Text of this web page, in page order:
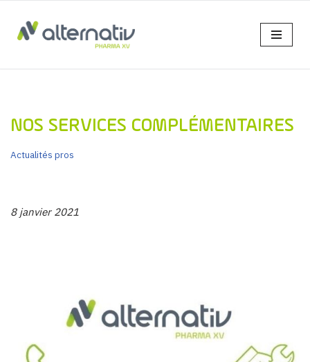
Aller
contenu
NOS SERVICES COMPLÉMENTAIRES
Actualités pros
8 janvier 2021